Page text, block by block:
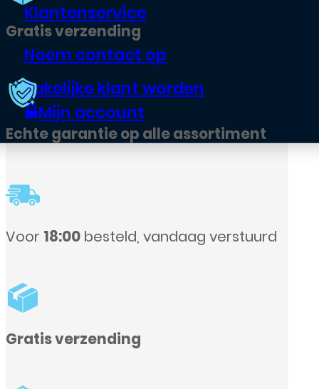
Klantenservice
Neem contact op
Zakelijke klant worden
Mijn account
verstuurd